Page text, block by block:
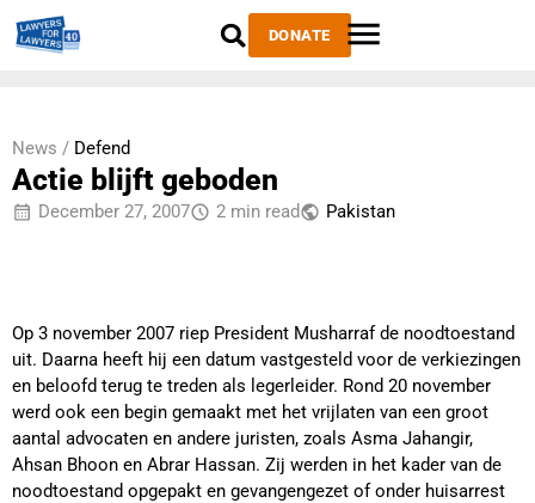
DONATE
News / Defend
Actie blijft geboden
December 27, 2007 2 min read Pakistan
Op 3 november 2007 riep President Musharraf de noodtoestand
uit. Daarna heeft hij een datum vastgesteld voor de verkiezingen
en beloofd terug te treden als legerleider. Rond 20 november
werd ook een begin gemaakt met het vrijlaten van een groot
aantal advocaten en andere juristen, zoals Asma Jahangir,
Ahsan Bhoon en Abrar Hassan. Zij werden in het kader van de
noodtoestand opgepakt en gevangengezet of onder huisarrest